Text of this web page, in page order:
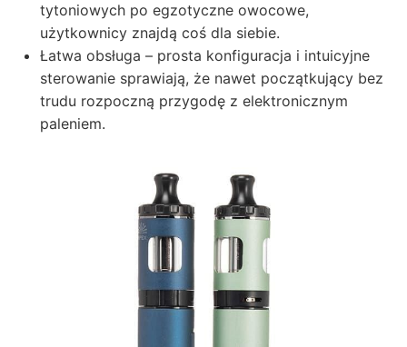
tytoniowych po egzotyczne owocowe,
użytkownicy znajdą coś dla siebie.
Łatwa obsługa – prosta konfiguracja i intuicyjne
sterowanie sprawiają, że nawet początkujący bez
trudu rozpoczną przygodę z elektronicznym
paleniem.